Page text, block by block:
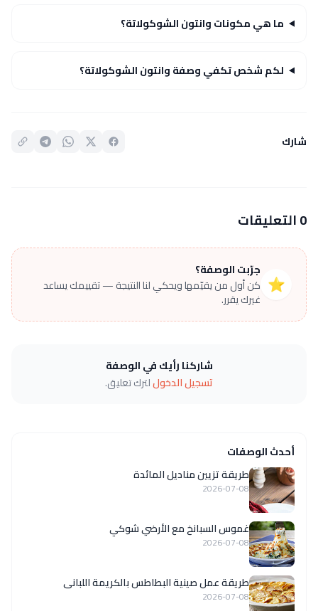
ما هي مكونات وانتون الشوكولاتة؟
لكم شخص تكفي وصفة وانتون الشوكولاتة؟
شارك
0 التعليقات
⭐
جرّبت الوصفة؟
كن أول من يقيّمها ويحكي لنا النتيجة — تقييمك يساعد
غيرك يقرر.
شاركنا رأيك في الوصفة
تسجيل الدخوللترك تعليق.
أحدث الوصفات
طريقة تزيين مناديل المائدة
2026-07-08
غموس السبانخ مع الأرضي شوكي
2026-07-08
طريقة عمل صينية البطاطس بالكريمة اللبانى
2026-07-08